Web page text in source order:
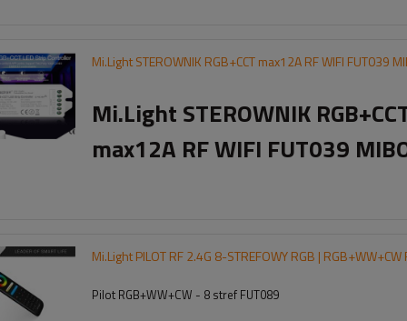
Mi.Light STEROWNIK RGB+CCT max12A RF WIFI FUT039
Mi.Light STEROWNIK
max12A RF WIFI FUT039
Mi.Light PILOT RF 2.4G 8-STREFOWY RGB |
Pilot RGB+WW+CW - 8 stref FUT089